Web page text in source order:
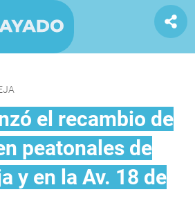
el recambio de
peatonales de
y en la Av. 18 de